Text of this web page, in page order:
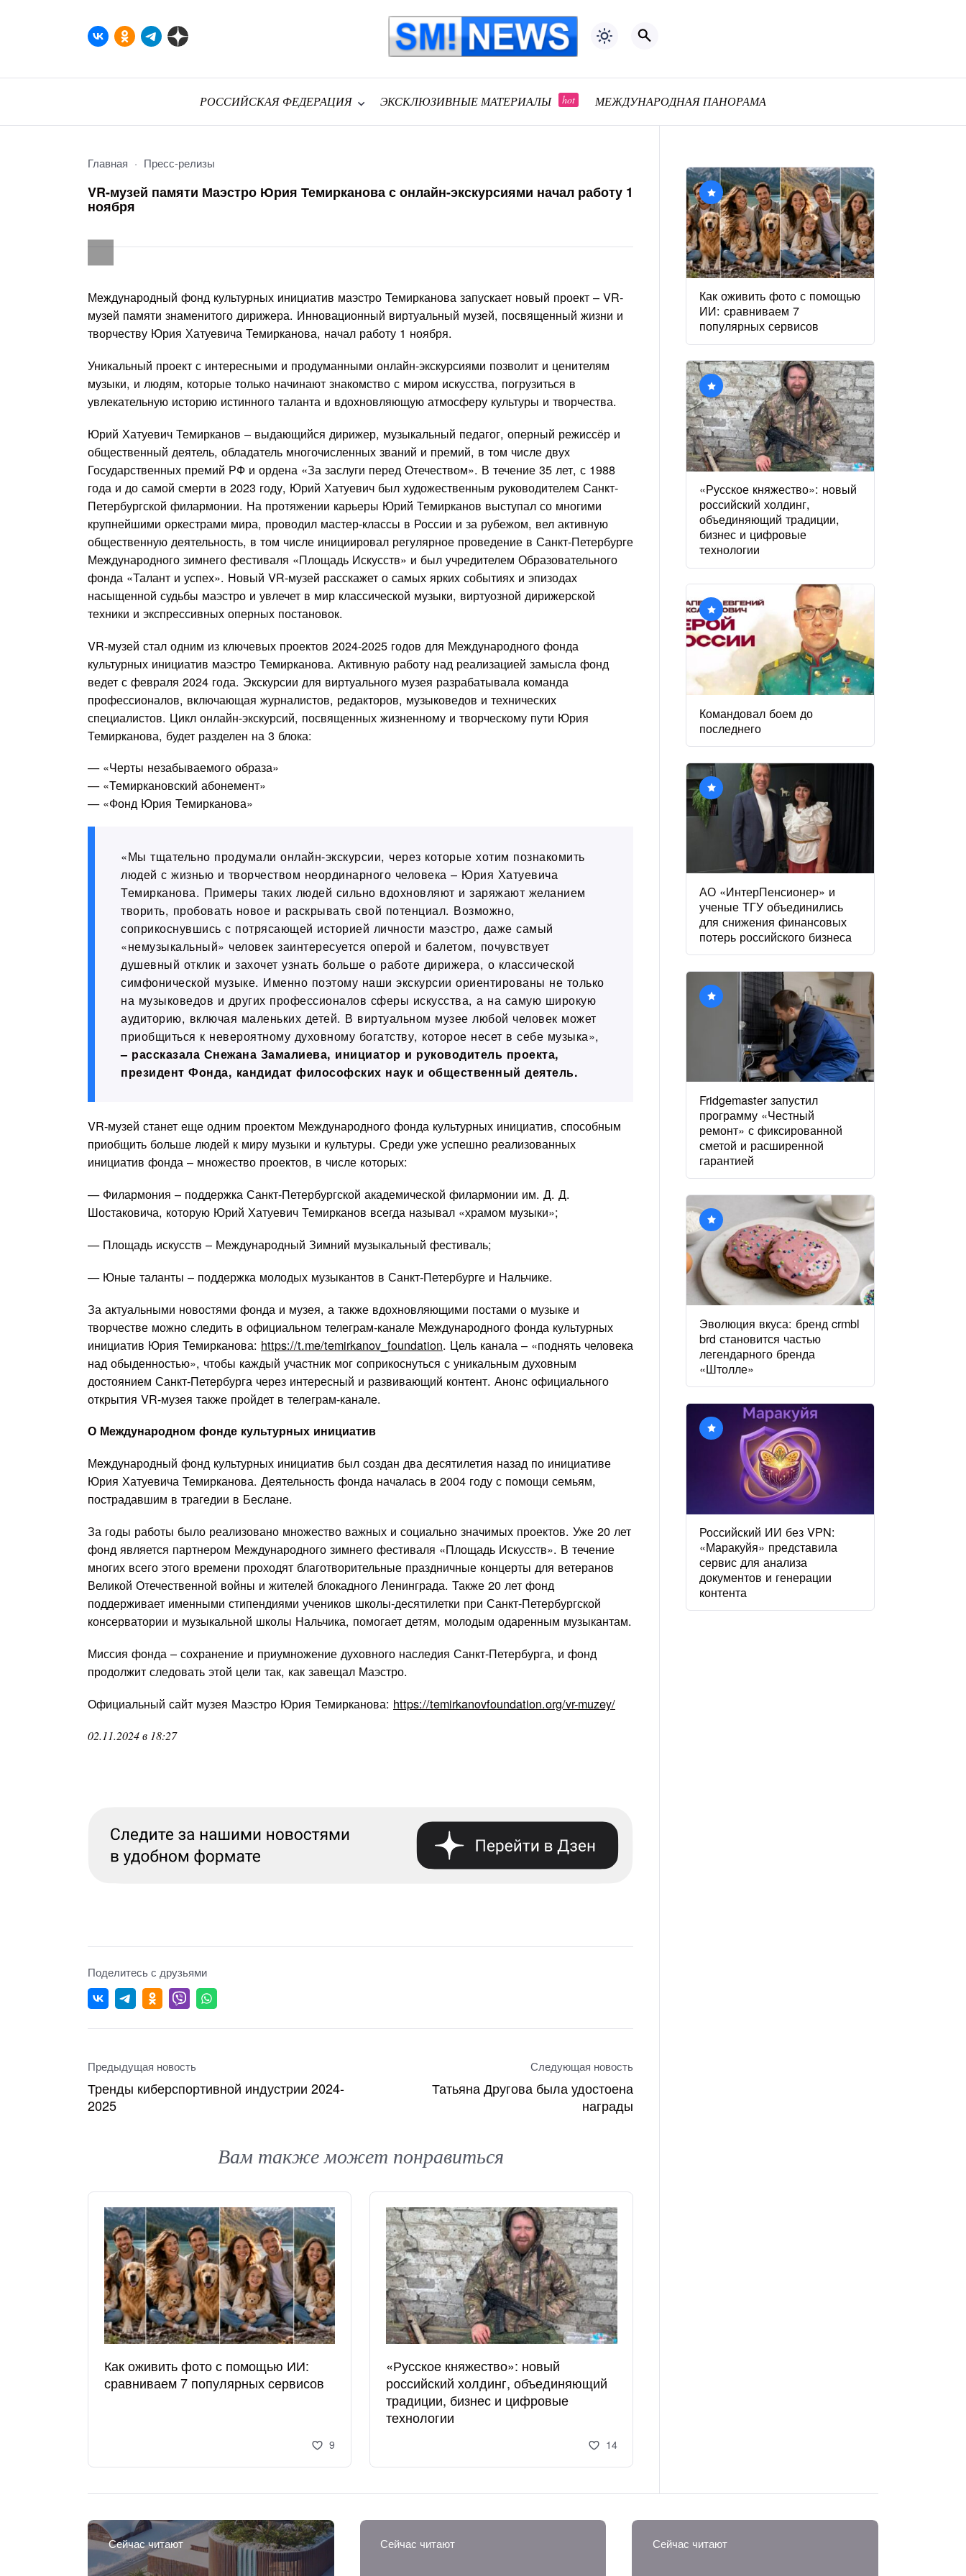
РОССИЙСКАЯ ФЕДЕРАЦИЯ ЭКСКЛЮЗИВНЫЕ МАТЕРИАЛЫ МЕЖДУНАРОДНАЯ ПАНОРАМА
Главная Пресс-релизы
VR-музей памяти Маэстро Юрия Темирканова с онлайн-экскурсиями начал работу 1
ноября
Международный фонд культурных инициатив маэстро Темирканова запускает новый проект – VR-
музей памяти знаменитого дирижера. Инновационный виртуальный музей, посвященный жизни и
творчеству Юрия Хатуевича Темирканова, начал работу 1 ноября.
Уникальный проект с интересными и продуманными онлайн-экскурсиями позволит и ценителям
музыки, и людям, которые только начинают знакомство с миром искусства, погрузиться в
увлекательную историю истинного таланта и вдохновляющую атмосферу культуры и творчества.
Юрий Хатуевич Темирканов – выдающийся дирижер, музыкальный педагог, оперный режиссёр и
общественный деятель, обладатель многочисленных званий и премий, в том числе двух
Государственных премий РФ и ордена «За заслуги перед Отечеством». В течение 35 лет, с 1988
года и до самой смерти в 2023 году, Юрий Хатуевич был художественным руководителем Санкт-
Петербургской филармонии. На протяжении карьеры Юрий Темирканов выступал со многими
крупнейшими оркестрами мира, проводил мастер-классы в России и за рубежом, вел активную
общественную деятельность, в том числе инициировал регулярное проведение в Санкт-Петербурге
Международного зимнего фестиваля «Площадь Искусств» и был учредителем Образовательного
фонда «Талант и успех». Новый VR-музей расскажет о самых ярких событиях и эпизодах
насыщенной судьбы маэстро и увлечет в мир классической музыки, виртуозной дирижерской
техники и экспрессивных оперных постановок.
VR-музей стал одним из ключевых проектов 2024-2025 годов для Международного фонда
культурных инициатив маэстро Темирканова. Активную работу над реализацией замысла фонд
ведет с февраля 2024 года. Экскурсии для виртуального музея разрабатывала команда
профессионалов, включающая журналистов, редакторов, музыковедов и технических
специалистов. Цикл онлайн-экскурсий, посвященных жизненному и творческому пути Юрия
Темирканова, будет разделен на 3 блока:
— «Черты незабываемого образа»
— «Темиркановский абонемент»
— «Фонд Юрия Темирканова»
«Мы тщательно продумали онлайн-экскурсии, через которые хотим познакомить
людей с жизнью и творчеством неординарного человека – Юрия Хатуевича
Темирканова. Примеры таких людей сильно вдохновляют и заряжают желанием
творить, пробовать новое и раскрывать свой потенциал. Возможно,
соприкоснувшись с потрясающей историей личности маэстро, даже самый
«немузыкальный» человек заинтересуется оперой и балетом, почувствует
душевный отклик и захочет узнать больше о работе дирижера, о классической
симфонической музыке. Именно поэтому наши экскурсии ориентированы не только
на музыковедов и других профессионалов сферы искусства, а на самую широкую
аудиторию, включая маленьких детей. В виртуальном музее любой человек может
приобщиться к невероятному духовному богатству, которое несет в себе музыка»,
– рассказала Снежана Замалиева, инициатор и руководитель проекта,
президент Фонда, кандидат философских наук и общественный деятель.
VR-музей станет еще одним проектом Международного фонда культурных инициатив, способным
приобщить больше людей к миру музыки и культуры. Среди уже успешно реализованных
инициатив фонда – множество проектов, в числе которых:
— Филармония – поддержка Санкт-Петербургской академической филармонии им. Д. Д.
Шостаковича, которую Юрий Хатуевич Темирканов всегда называл «храмом музыки»;
— Площадь искусств – Международный Зимний музыкальный фестиваль;
— Юные таланты – поддержка молодых музыкантов в Санкт-Петербурге и Нальчике.
За актуальными новостями фонда и музея, а также вдохновляющими постами о музыке и
творчестве можно следить в официальном телеграм-канале Международного фонда культурных
инициатив Юрия Темирканова: https://t.me/temirkanov_foundation. Цель канала – «поднять человека
над обыденностью», чтобы каждый участник мог соприкоснуться с уникальным духовным
достоянием Санкт-Петербурга через интересный и развивающий контент. Анонс официального
открытия VR-музея также пройдет в телеграм-канале.
О Международном фонде культурных инициатив
Международный фонд культурных инициатив был создан два десятилетия назад по инициативе
Юрия Хатуевича Темирканова. Деятельность фонда началась в 2004 году с помощи семьям,
пострадавшим в трагедии в Беслане.
За годы работы было реализовано множество важных и социально значимых проектов. Уже 20 лет
фонд является партнером Международного зимнего фестиваля «Площадь Искусств». В течение
многих всего этого времени проходят благотворительные праздничные концерты для ветеранов
Великой Отечественной войны и жителей блокадного Ленинграда. Также 20 лет фонд
поддерживает именными стипендиями учеников школы-десятилетки при Санкт-Петербургской
консерватории и музыкальной школы Нальчика, помогает детям, молодым одаренным музыкантам.
Миссия фонда – сохранение и приумножение духовного наследия Санкт-Петербурга, и фонд
продолжит следовать этой цели так, как завещал Маэстро.
Официальный сайт музея Маэстро Юрия Темирканова: https://temirkanovfoundation.org/vr-muzey/
02.11.2024 в 18:27
Поделитесь с друзьями
Предыдущая новость
Тренды киберспортивной индустрии 2024-
2025
Следующая новость
Татьяна Другова была удостоена
награды
Вам также может понравиться
Как оживить фото с помощью ИИ:
сравниваем 7 популярных сервисов
9
«Русское княжество»: новый
российский холдинг, объединяющий
традиции, бизнес и цифровые
технологии
14
Как оживить фото с помощью
ИИ: сравниваем 7
популярных сервисов
«Русское княжество»: новый
российский холдинг,
объединяющий традиции,
бизнес и цифровые
технологии
Командовал боем до
последнего
АО «ИнтерПенсионер» и
ученые ТГУ объединились
для снижения финансовых
потерь российского бизнеса
Fridgemaster запустил
программу «Честный
ремонт» с фиксированной
сметой и расширенной
гарантией
Эволюция вкуса: бренд crmbl
brd становится частью
легендарного бренда
«Штолле»
Российский ИИ без VPN:
«Маракуйя» представила
сервис для анализа
документов и генерации
контента
Сейчас читают Сейчас читают Сейчас читают